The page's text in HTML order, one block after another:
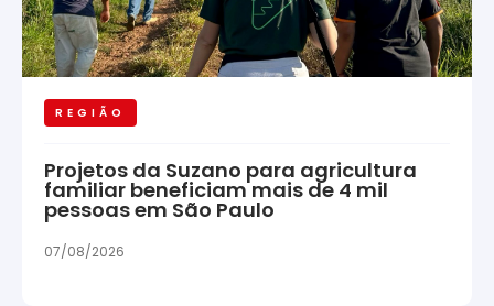
REGIÃO
Projetos da Suzano para agricultura
familiar beneficiam mais de 4 mil
pessoas em São Paulo
07/08/2026